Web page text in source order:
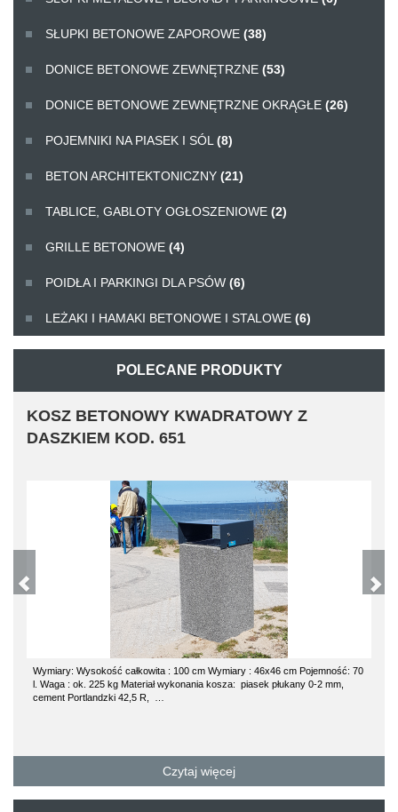
SŁUPKI BETONOWE ZAPOROWE (38)
DONICE BETONOWE ZEWNĘTRZNE (53)
DONICE BETONOWE ZEWNĘTRZNE OKRĄGŁE (26)
POJEMNIKI NA PIASEK I SÓL (8)
BETON ARCHITEKTONICZNY (21)
TABLICE, GABLOTY OGŁOSZENIOWE (2)
GRILLE BETONOWE (4)
POIDŁA I PARKINGI DLA PSÓW (6)
LEŻAKI I HAMAKI BETONOWE I STALOWE (6)
POLECANE PRODUKTY
KOSZ BETONOWY KWADRATOWY Z
DASZKIEM KOD. 651
Wymiary: Wysokość całkowita : 100 cm Wymiary : 46x46 cm Pojemność: 70
l. Waga : ok. 225 kg Materiał wykonania kosza: piasek płukany 0-2 mm,
cement Portlandzki 42,5 R, …
Czytaj więcej